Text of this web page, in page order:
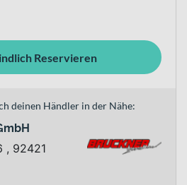
Reservieren
deinen Händler in der Nähe:
, 92421